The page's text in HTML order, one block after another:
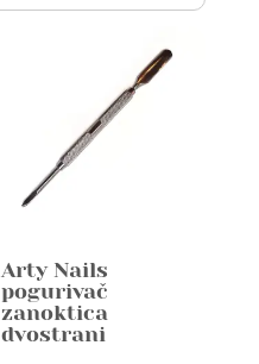
Arty Nails
pogurivač
zanoktica
dvostrani